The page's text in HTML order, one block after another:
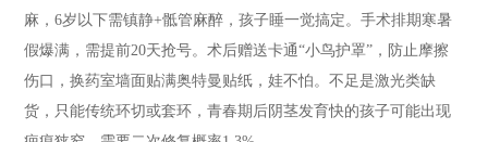
麻，6岁以下需镇静+骶管麻醉，孩子睡一觉搞定。手术排期寒暑
假爆满，需提前20天抢号。术后赠送卡通“小鸟护罩”，防止摩擦
伤口，换药室墙面贴满奥特曼贴纸，娃不怕。不足是激光类缺
货，只能传统环切或套环，青春期后阴茎发育快的孩子可能出现